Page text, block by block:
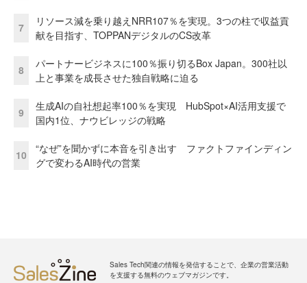
7
リソース減を乗り越えNRR107％を実現。3つの柱で収益貢
献を目指す、TOPPANデジタルのCS改革
8
パートナービジネスに100％振り切るBox Japan。300社以
上と事業を成長させた独自戦略に迫る
9
生成AIの自社想起率100％を実現 HubSpot×AI活用支援で
国内1位、ナウビレッジの戦略
10
“なぜ”を聞かずに本音を引き出す ファクトファインディン
グで変わるAI時代の営業
Sales Tech関連の情報を発信することで、企業の営業活動
を支援する無料のウェブマガジンです。